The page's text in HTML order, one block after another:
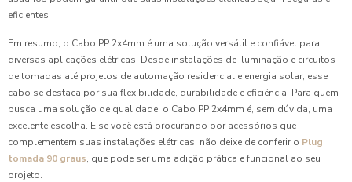
eficientes.
Em resumo, o Cabo PP 2x4mm é uma solução versátil e confiável para
diversas aplicações elétricas. Desde instalações de iluminação e circuitos
de tomadas até projetos de automação residencial e energia solar, esse
cabo se destaca por sua flexibilidade, durabilidade e eficiência. Para quem
busca uma solução de qualidade, o Cabo PP 2x4mm é, sem dúvida, uma
excelente escolha. E se você está procurando por acessórios que
complementem suas instalações elétricas, não deixe de conferir o Plug
tomada 90 graus, que pode ser uma adição prática e funcional ao seu
projeto.